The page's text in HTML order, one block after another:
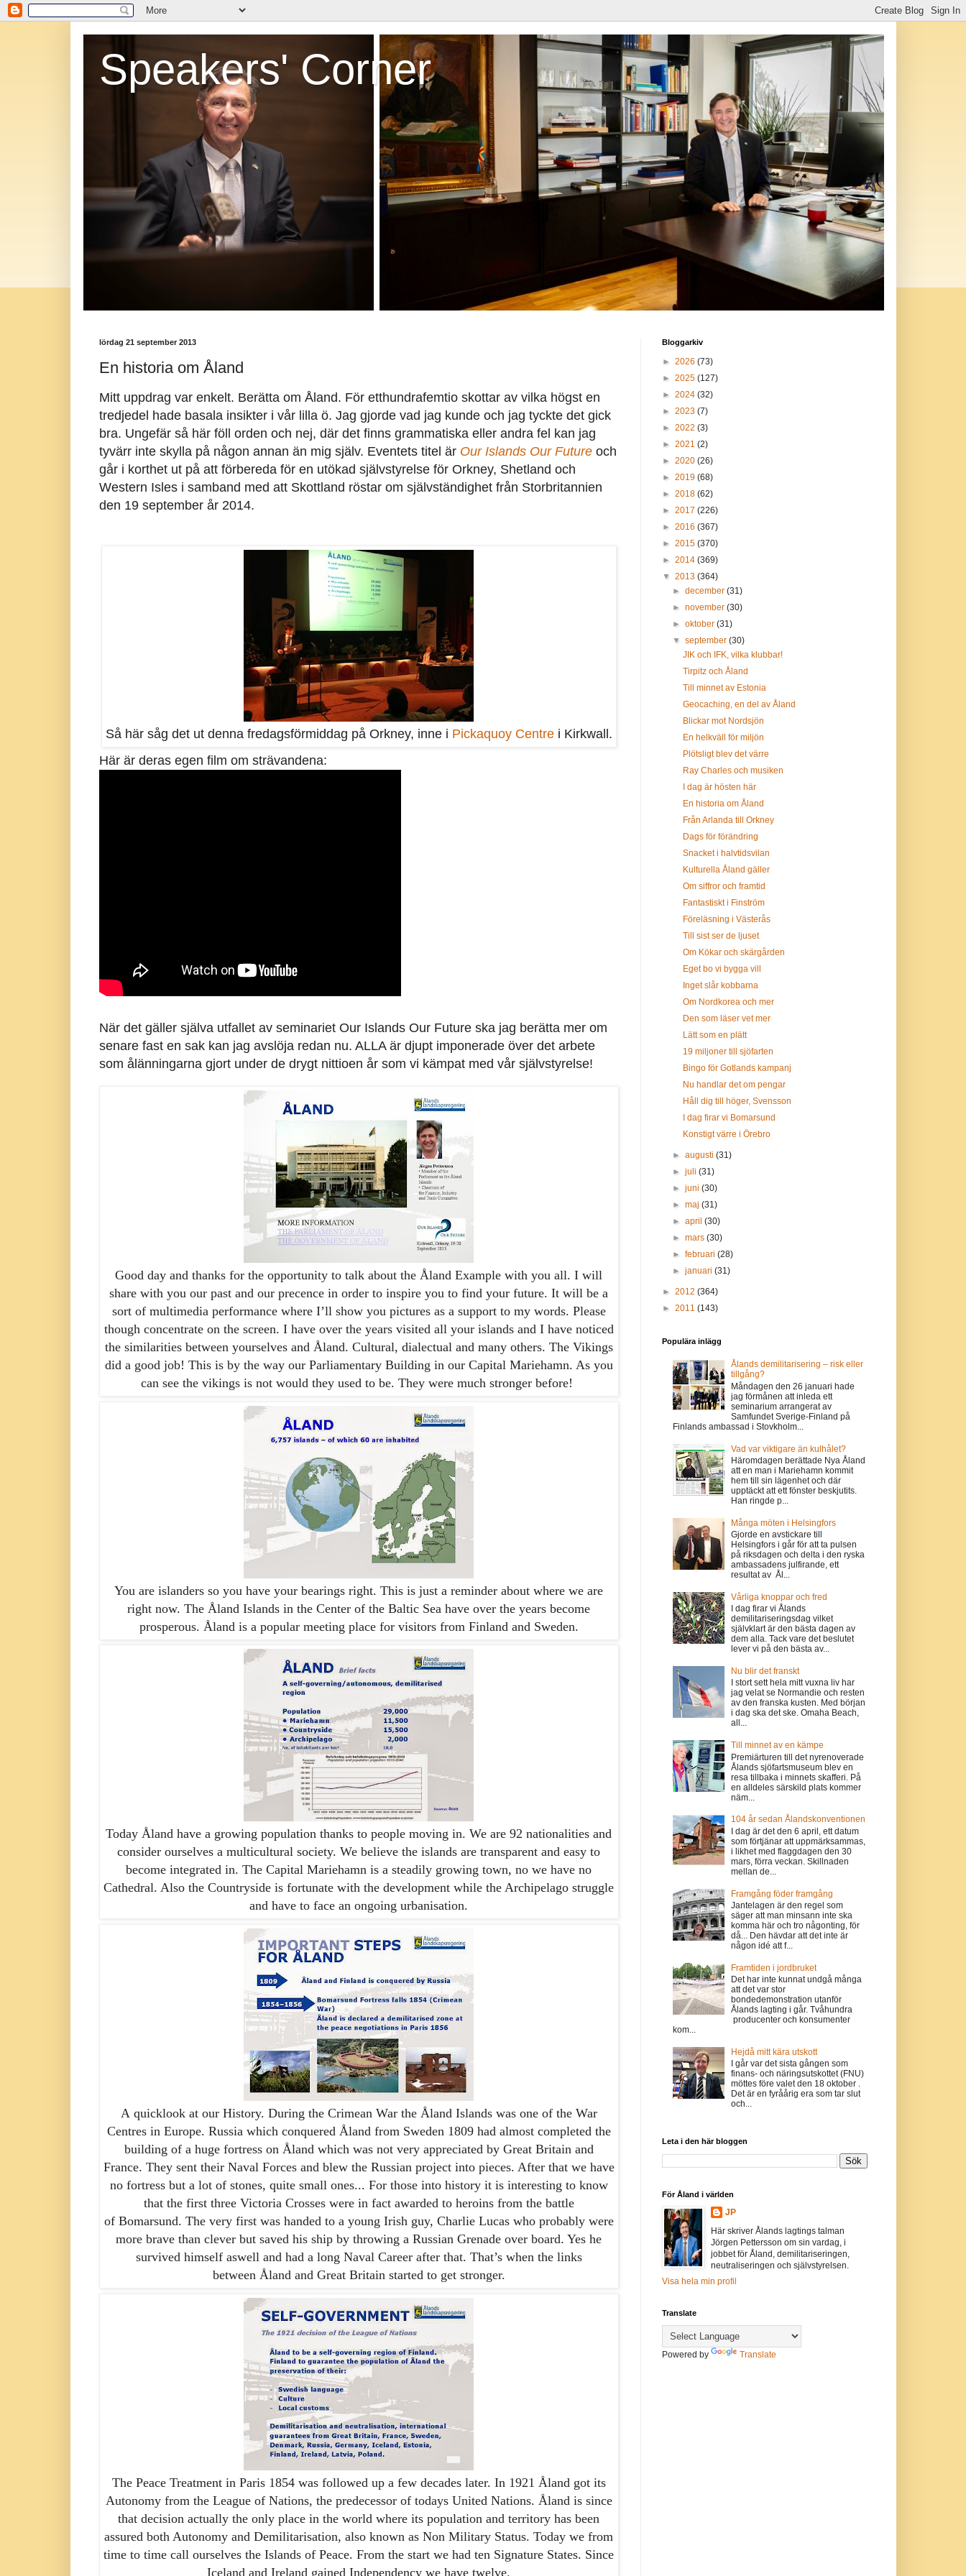
Speakers' Corner
lördag 21 september 2013
En historia om Åland
Mitt uppdrag var enkelt. Berätta om Åland. För etthundrafemtio skottar av vilka högst en
tredjedel hade basala insikter i vår lilla ö. Jag gjorde vad jag kunde och jag tyckte det gick
bra. Ungefär så här föll orden och nej, där det finns grammatiska eller andra fel kan jag
tyvärr inte skylla på någon annan än mig själv. Eventets titel är Our Islands Our Futureoch
går i korthet ut på att förbereda för en utökad självstyrelse för Orkney, Shetland och
Western Isles i samband med att Skottland röstar om självständighet från Storbritannien
den 19 september år 2014.
Så här såg det ut denna fredagsförmiddag på Orkney, inne i Pickaquoy Centrei Kirkwall.
Här är deras egen film om strävandena:
När det gäller själva utfallet av seminariet Our Islands Our Future ska jag berätta mer om
senare fast en sak kan jag avslöja redan nu. ALLA är djupt imponerade över det arbete
som ålänningarna gjort under de drygt nittioen år som vi kämpat med vår självstyrelse!
Good day and thanks for the opportunity to talk about the Åland Example with you all. I will
share with you our past and our precence in order to inspire you to find your future. It will be a
sort of multimedia performance where I’ll show you pictures as a support to my words. Please
though concentrate on the screen. I have over the years visited all your islands and I have noticed
the similarities between yourselves and Åland. Cultural, dialectualand many others. The Vikings
did a good job! This is by the way our Parliamentary Building in our Capital Mariehamn. As you
can see the vikings is not would they used to be. They were much stronger before!
You are islanders so you have your bearings right. This is just a reminder about where we are
right now. The Åland Islands in the Center of the Baltic Sea have over the years become
prosperous. Åland is a popular meeting place for visitors from Finland and Sweden.
Today Åland have a growing population thanks to people moving in. We are 92 nationalities and
consider ourselves a multicultural society. We believe the islands are transparent and easy to
become integrated in. The Capital Mariehamn is a steadily growing town, no we have no
Cathedral. Also the Countryside is fortunate with the development while the Archipelago struggle
and have to face an ongoing urbanisation.
A quicklookat our History. During the Crimean War the ÅlandIslands was one of the War
Centres in Europe. Russia which conquered Ålandfrom Sweden 1809 had almost completed the
building of a huge fortress on Ålandwhich was not very appreciated by Great Britain and
France. They sent their Naval Forces and blew the Russian project into pieces. After that we have
no fortress but a lot of stones, quite small ones... For those into history it is interesting to know
that the first three Victoria Crosses were in fact awarded to heroinsfrom the battle
of Bomarsund. The very first was handed to a young Irish guy, Charlie Lucas who probably were
more brave than clever but saved his ship by throwing a Russian Grenade over board. Yes he
survived himself aswelland had a long Naval Career after that. That’s when the links
between Ålandand Great Britain started to get stronger.
The Peace Treatment in Paris 1854 was followed up a few decadeslater. In 1921 Åland got its
Autonomy from the League of Nations, the predecessor of todays United Nations. Åland is since
that decision actually the only place in the world where its population and territory has been
assured both Autonomy and Demilitarisation, also known as Non Military Status. Today we from
time to time call ourselves the Islands of Peace. From the start we had ten Signature States. Since
Iceland and Ireland gained Independency we have twelve.
Bloggarkiv
► 2026 (73)
► 2025 (127)
► 2024 (32)
► 2023 (7)
► 2022 (3)
► 2021 (2)
► 2020 (26)
► 2019 (68)
► 2018 (62)
► 2017 (226)
► 2016 (367)
► 2015 (370)
► 2014 (369)
▼ 2013 (364)
► december (31)
► november (30)
► oktober (31)
▼ september (30)
JIK och IFK, vilka klubbar!
Tirpitz och Åland
Till minnet av Estonia
Geocaching, en del av Åland
Blickar mot Nordsjön
En helkväll för miljön
Plötsligt blev det värre
Ray Charles och musiken
I dag är hösten här
En historia om Åland
Från Arlanda till Orkney
Dags för förändring
Snacket i halvtidsvilan
Kulturella Åland gäller
Om siffror och framtid
Fantastiskt i Finström
Föreläsning i Västerås
Till sist ser de ljuset
Om Kökar och skärgården
Eget bo vi bygga vill
Inget slår kobbarna
Om Nordkorea och mer
Den som läser vet mer
Lätt som en plätt
19 miljoner till sjöfarten
Bingo för Gotlands kampanj
Nu handlar det om pengar
Håll dig till höger, Svensson
I dag firar vi Bomarsund
Konstigt värre i Örebro
► augusti (31)
► juli (31)
► juni (30)
► maj (31)
► april (30)
► mars (30)
► februari (28)
► januari (31)
► 2012 (364)
► 2011 (143)
Populära inlägg
Ålands demilitarisering – risk eller
tillgång?
Måndagen den 26 januari hade
jag förmånen att inleda ett
seminarium arrangerat av
Samfundet Sverige-Finland på
Finlands ambassad i Stovkholm...
Vad var viktigare än kulhålet?
Häromdagen berättade Nya Åland
att en man i Mariehamn kommit
hem till sin lägenhet och där
upptäckt att ett fönster beskjutits.
Han ringde p...
Många möten i Helsingfors
Gjorde en avstickare till
Helsingfors i går för att ta pulsen
på riksdagen och delta i den ryska
ambassadens julfirande, ett
resultat av Ål...
Vårliga knoppar och fred
I dag firar vi Ålands
demilitariseringsdag vilket
självklart är den bästa dagen av
dem alla. Tack vare det beslutet
lever vi på den bästa av...
Nu blir det franskt
I stort sett hela mitt vuxna liv har
jag velat se Normandie och resten
av den franska kusten. Med början
i dag ska det ske. Omaha Beach,
all...
Till minnet av en kämpe
Premiärturen till det nyrenoverade
Ålands sjöfartsmuseum blev en
resa tillbaka i minnets skafferi. På
en alldeles särskild plats kommer
näm...
104 år sedan Ålandskonventionen
I dag är det den 6 april, ett datum
som förtjänar att uppmärksammas,
i likhet med flaggdagen den 30
mars, förra veckan. Skillnaden
mellan de...
Framgång föder framgång
Jantelagen är den regel som
säger att man minsann inte ska
komma här och tro någonting, för
då... Den hävdar att det inte är
någon idé att f...
Framtiden i jordbruket
Det har inte kunnat undgå många
att det var stor
bondedemonstration utanför
Ålands lagting i går. Tvåhundra
producenter och konsumenter
kom...
Hejdå mitt kära utskott
I går var det sista gången som
finans- och näringsutskottet (FNU)
möttes före valet den 18 oktober .
Det är en fyråårig era som tar slut
och...
Leta i den här bloggen
För Åland i världen
JP
Här skriver Ålands lagtings talman
Jörgen Pettersson om sin vardag, i
jobbet för Åland, demilitariseringen,
neutraliseringen och självstyrelsen.
Visa hela min profil
Translate
Powered by Translate